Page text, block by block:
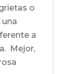
o
a
Mejor,